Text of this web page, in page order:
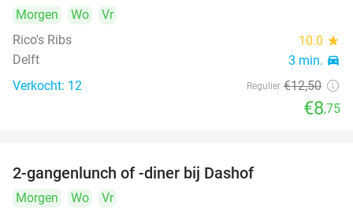
Morgen Wo
Vr
Rico's Ribs
10.0 star
Delft 3 min. directions_car
Verkocht: 12 Regulier €12,50
€8,75
2-gangenlunch of -diner bij Dashof
Morgen Wo
Vr